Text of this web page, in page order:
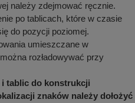
należy zdejmować ręcznie.
po tablicach, które w czasie
do pozycji poziomej.
umieszczane w
rozładowywać przy
tablic do konstrukcji
znaków należy dołożyć